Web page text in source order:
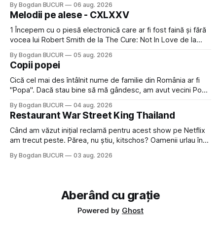
timp pui și latră prin gard la lumea care trece prin zonă). Am
avut, în schimb, o belea
By Bogdan BUCUR 06 aug. 2026
Melodii pe alese - CXLXXV
1 Începem cu o piesă electronică care ar fi fost faină și fără
vocea lui Robert Smith de la The Cure: Not In Love de la
a dovedit că jumătatea masculină a acelui duo era cam
dubioasă...) 2. Băgăm la
By Bogdan BUCUR 05 aug. 2026
Copii popei
Cică cel mai des întâlnit nume de familie din România ar fi
"Popa". Dacă stau bine să mă gândesc, am avut vecini Popa
Dexonline spune de etimologia termenului de popă că ar
veni din slava veche, popŭ,
By Bogdan BUCUR 04 aug. 2026
Restaurant War Street King Thailand
Când am văzut inițial reclamă pentru acest show pe Netflix
am trecut peste. Părea, nu știu, kitschos? Oamenii urlau în
fine dining din alte show-uri... așa că am zis pas. Apoi ceva,
By Bogdan BUCUR 03 aug. 2026
Aberând cu grație
Powered by Ghost